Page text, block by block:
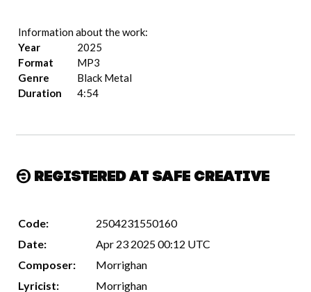
Information about the work:
Year
2025
Format
MP3
Genre
Black Metal
Duration
4:54
Registered at Safe Creative
Code:
2504231550160
Date:
Apr 23 2025 00:12 UTC
Composer:
Morrighan
Lyricist:
Morrighan